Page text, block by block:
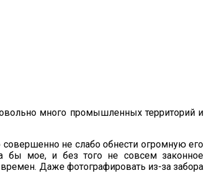
много промышленных территорий и
не слабо обнести огромную его
бы мое, и без того не совсем законное
Даже фотографировать из-за забора